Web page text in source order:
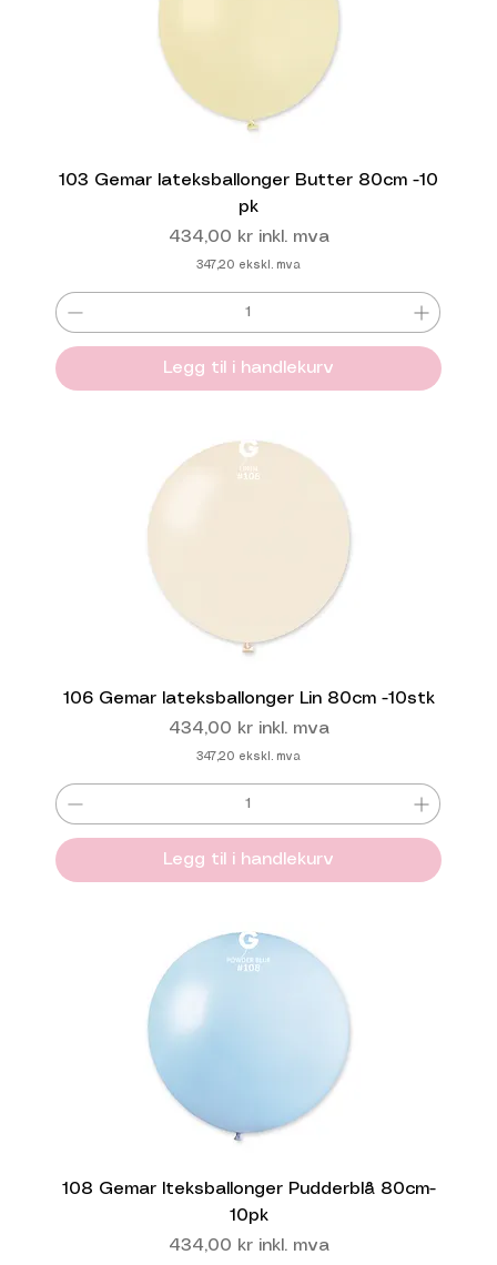
103 Gemar lateksballonger Butter 80cm -10
pk
Pris
434,00 kr inkl. mva
347,20 ekskl. mva
Legg til i handlekurv
106 Gemar lateksballonger Lin 80cm -10stk
Pris
434,00 kr inkl. mva
347,20 ekskl. mva
Legg til i handlekurv
108 Gemar lteksballonger Pudderblå 80cm-
10pk
Pris
434,00 kr inkl. mva